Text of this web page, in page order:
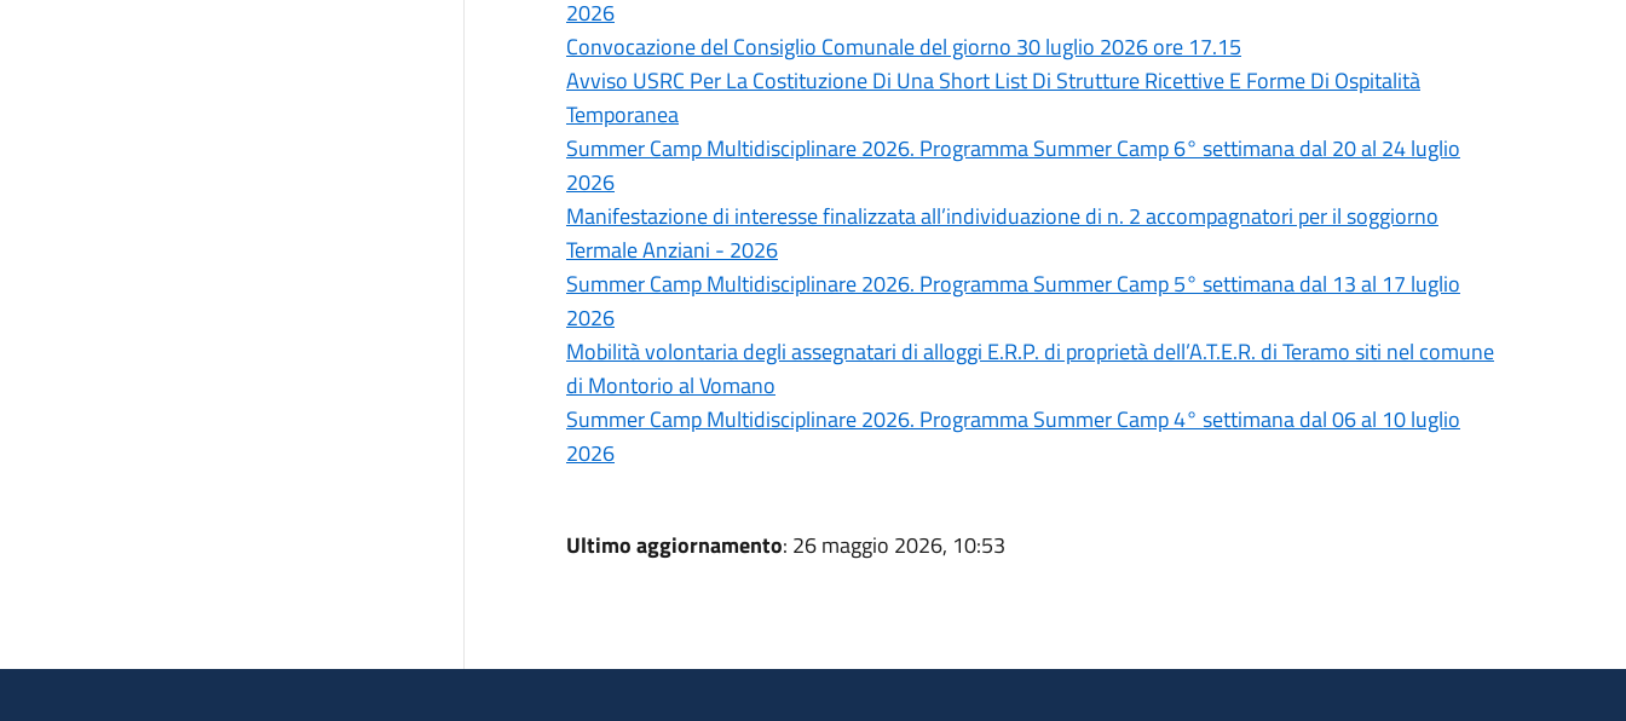
2026
Convocazione del Consiglio Comunale del giorno 30 luglio 2026 ore 17.15
Avviso USRC Per La Costituzione Di Una Short List Di Strutture Ricettive E Forme Di Ospitalità
Temporanea
Summer Camp Multidisciplinare 2026. Programma Summer Camp 6° settimana dal 20 al 24 luglio
2026
Manifestazione di interesse finalizzata all’individuazione di n. 2 accompagnatori per il soggiorno
Termale Anziani - 2026
Summer Camp Multidisciplinare 2026. Programma Summer Camp 5° settimana dal 13 al 17 luglio
2026
Mobilità volontaria degli assegnatari di alloggi E.R.P. di proprietà dell’A.T.E.R. di Teramo siti nel comune
di Montorio al Vomano
Summer Camp Multidisciplinare 2026. Programma Summer Camp 4° settimana dal 06 al 10 luglio
2026
Ultimo aggiornamento: 26 maggio 2026, 10:53